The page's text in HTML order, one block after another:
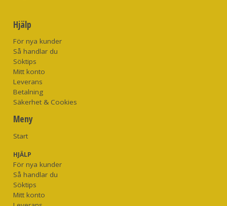
Hjälp
För nya kunder
Så handlar du
Söktips
Mitt konto
Leverans
Betalning
Säkerhet & Cookies
Meny
Start
HJÄLP
För nya kunder
Så handlar du
Söktips
Mitt konto